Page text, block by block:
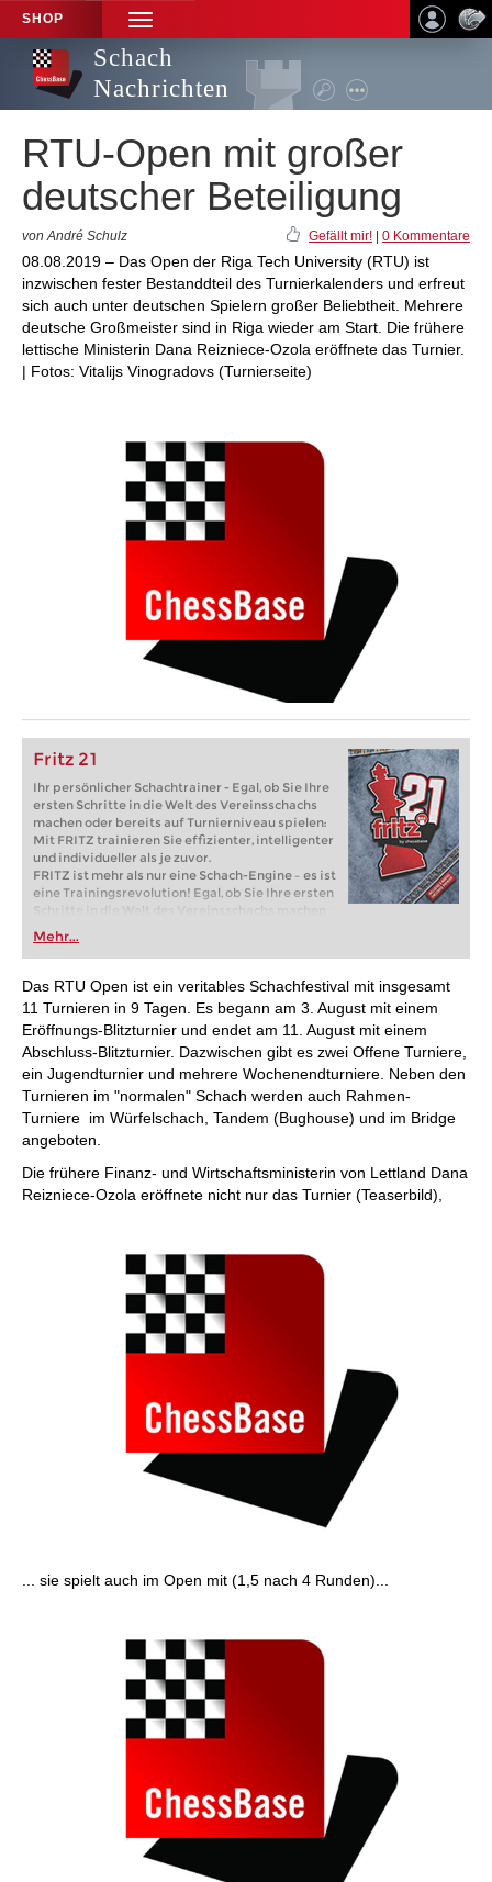
SHOP
TOGGLE
NAVIGATION
Schach
Nachrichten
RTU-Open mit großer
deutscher Beteiligung
von André Schulz Gefällt mir! 0 Kommentare
08.08.2019 – Das Open der Riga Tech University (RTU) ist
inzwischen fester Bestanddteil des Turnierkalenders und erfreut
sich auch unter deutschen Spielern großer Beliebtheit. Mehrere
deutsche Großmeister sind in Riga wieder am Start. Die frühere
lettische Ministerin Dana Reizniece-Ozola eröffnete das Turnier.
| Fotos: Vitalijs Vinogradovs (Turnierseite)
Fritz 21
Ihr persönlicher Schachtrainer - Egal, ob Sie Ihre
ersten Schritte in die Welt des Vereinsschachs
machen oder bereits auf Turnierniveau spielen:
Mit FRITZ trainieren Sie effizienter, intelligenter
und individueller als je zuvor.
FRITZ ist mehr als nur eine Schach-Engine – es ist
eine Trainingsrevolution! Egal, ob Sie Ihre ersten
Schritte in die Welt des Vereinsschachs machen
oder bereits auf Turnierniveau spielen: Mit
FRITZ trainieren Sie effizienter, intelligenter und
individueller als je zuvor.
Mehr...
Das RTU Open ist ein veritables Schachfestival mit insgesamt
11 Turnieren in 9 Tagen. Es begann am 3. August mit einem
Eröffnungs-Blitzturnier und endet am 11. August mit einem
Abschluss-Blitzturnier. Dazwischen gibt es zwei Offene Turniere,
ein Jugendturnier und mehrere Wochenendturniere. Neben den
Turnieren im "normalen" Schach werden auch Rahmen-
Turniere im Würfelschach, Tandem (Bughouse) und im Bridge
angeboten.
Die frühere Finanz- und Wirtschaftsministerin von Lettland Dana
Reizniece-Ozola eröffnete nicht nur das Turnier (Teaserbild),
... sie spielt auch im Open mit (1,5 nach 4 Runden)...